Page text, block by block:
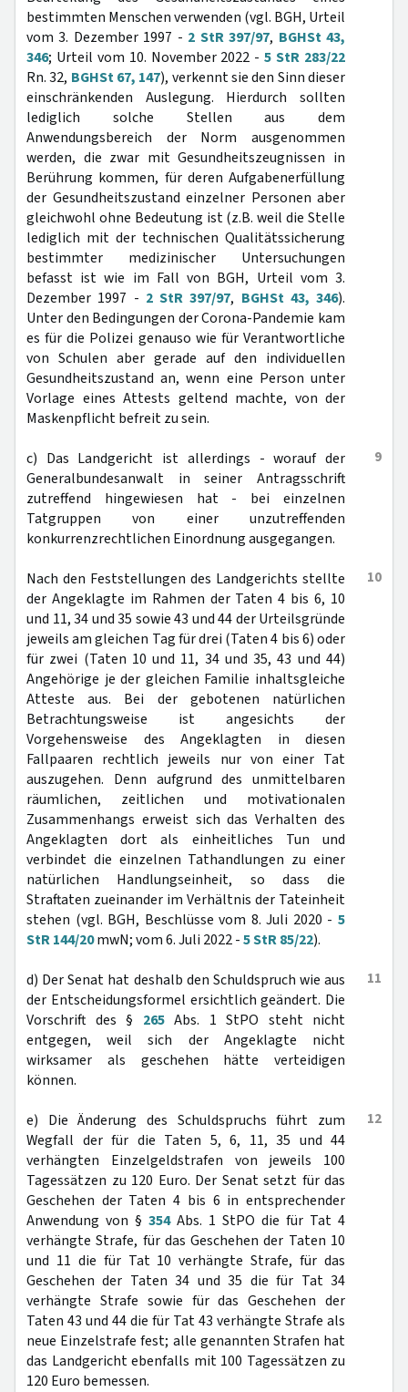
bestimmten Menschen verwenden (vgl. BGH, Urteil
vom 3. Dezember 1997 - 2 StR 397/97, BGHSt 43,
346; Urteil vom 10. November 2022 -5 StR 283/22
Rn. 32, BGHSt 67, 147), verkennt sie den Sinn dieser
einschränkenden Auslegung. Hierdurch sollten
lediglich solche Stellen aus dem
Anwendungsbereich der Norm ausgenommen
werden, die zwar mit Gesundheitszeugnissen in
Berührung kommen, für deren Aufgabenerfüllung
der Gesundheitszustand einzelner Personen aber
gleichwohl ohne Bedeutung ist (z.B. weil die Stelle
lediglich mit der technischen Qualitätssicherung
bestimmter medizinischer Untersuchungen
befasst ist wie im Fall von BGH, Urteil vom 3.
Dezember 1997 - 2 StR 397/97, BGHSt 43, 346).
Unter den Bedingungen der Corona-Pandemie kam
es für die Polizei genauso wie für Verantwortliche
von Schulen aber gerade auf den individuellen
Gesundheitszustand an, wenn eine Person unter
Vorlage eines Attests geltend machte, von der
Maskenpflicht befreit zu sein.
9
c) Das Landgericht ist allerdings - worauf der
Generalbundesanwalt in seiner Antragsschrift
zutreffend hingewiesen hat - bei einzelnen
Tatgruppen von einer unzutreffenden
konkurrenzrechtlichen Einordnung ausgegangen.
10
Nach den Feststellungen des Landgerichts stellte
der Angeklagte im Rahmen der Taten 4 bis 6, 10
und 11, 34 und 35 sowie 43 und 44 der Urteilsgründe
jeweils am gleichen Tag für drei (Taten 4 bis 6) oder
für zwei (Taten 10 und 11, 34 und 35, 43 und 44)
Angehörige je der gleichen Familie inhaltsgleiche
Atteste aus. Bei der gebotenen natürlichen
Betrachtungsweise ist angesichts der
Vorgehensweise des Angeklagten in diesen
Fallpaaren rechtlich jeweils nur von einer Tat
auszugehen. Denn aufgrund des unmittelbaren
räumlichen, zeitlichen und motivationalen
Zusammenhangs erweist sich das Verhalten des
Angeklagten dort als einheitliches Tun und
verbindet die einzelnen Tathandlungen zu einer
natürlichen Handlungseinheit, so dass die
Straftaten zueinander im Verhältnis der Tateinheit
stehen (vgl. BGH, Beschlüsse vom 8. Juli 2020 - 5
StR 144/20mwN; vom 6. Juli 2022 -5 StR 85/22).
11
d) Der Senat hat deshalb den Schuldspruch wie aus
der Entscheidungsformel ersichtlich geändert. Die
Vorschrift des § 265Abs. 1 StPO steht nicht
entgegen, weil sich der Angeklagte nicht
wirksamer als geschehen hätte verteidigen
können.
12
e) Die Änderung des Schuldspruchs führt zum
Wegfall der für die Taten 5, 6, 11, 35 und 44
verhängten Einzelgeldstrafen von jeweils 100
Tagessätzen zu 120 Euro. Der Senat setzt für das
Geschehen der Taten 4 bis 6 in entsprechender
Anwendung von § 354Abs. 1 StPO die für Tat 4
verhängte Strafe, für das Geschehen der Taten 10
und 11 die für Tat 10 verhängte Strafe, für das
Geschehen der Taten 34 und 35 die für Tat 34
verhängte Strafe sowie für das Geschehen der
Taten 43 und 44 die für Tat 43 verhängte Strafe als
neue Einzelstrafe fest; alle genannten Strafen hat
das Landgericht ebenfalls mit 100 Tagessätzen zu
120 Euro bemessen.